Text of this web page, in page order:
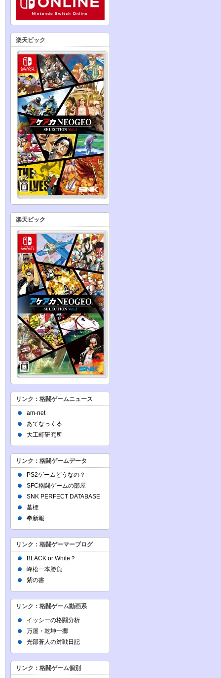
楽天ビック
楽天ビック
リンク：格闘ゲームニュース
am-net
あてなっくる
大工町研究所
リンク：格闘ゲームデータ
PS2ゲームどうなの？
SFC格闘ゲームの部屋
SNK PERFECT DATABASE
墓標
拳新報
リンク：格闘ゲーマーブログ
BLACK or White？
峰松一本勝負
紫の書
リンク：格闘ゲーム動画系
イッシーの格闘分析
万屋・乾坤一擲
光部蒼人の対戦日記
リンク：格闘ゲーム個別